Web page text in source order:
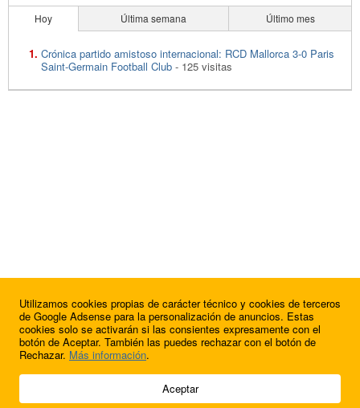
Hoy Última semana Último mes
Crónica partido amistoso internacional: RCD Mallorca 3-0 Paris
Saint-Germain Football Club - 125 visitas
© 2009 - 2026 Soluciones Corporativas IP, SL.
Utilizamos cookies propias de carácter técnico y cookies de terceros
de Google Adsense para la personalización de anuncios. Estas
cookies solo se activarán si las consientes expresamente con el
botón de Aceptar. También las puedes rechazar con el botón de
Rechazar. Más información.
Aceptar